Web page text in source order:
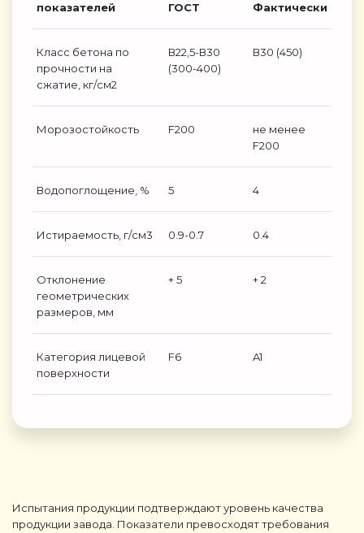
показателей
ГОСТ
Фактически
Класс бетона по
прочности на
сжатие, кг/см2
В22,5-В30
(300-400)
В30 (450)
Морозостойкость F200
не менее
F200
Водопоглощение, % 5 4
Истираемость, г/см3 0.9-0.7 0.4
Отклонение
геометрических
размеров, мм
+ 5 + 2
Категория лицевой
поверхности
F6 A1
Испытания продукции подтверждают уровень качества
продукции завода. Показатели превосходят требования